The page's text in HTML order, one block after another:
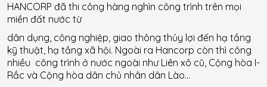
HANCORP đã thi công hàng nghìn công trình trên mọi
miền đất nước từ
dân dụng, công nghiệp, giao thông thủy lợi đến hạ tầng
kỹ thuật, hạ tầng xã hội. Ngoài ra Hancorp còn thì công
nhiều công trình ở nước ngoài như Liên xô cũ, Cộng hòa I-
Rắc và Cộng hòa dân chủ nhân dân Lào…